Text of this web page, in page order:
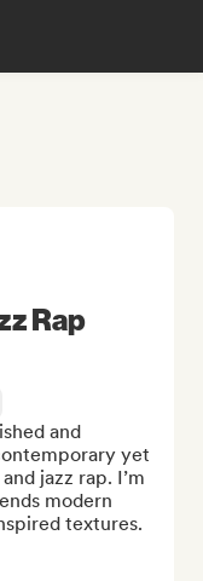
Rap
and
yet
jazz rap. I’m
modern
textures.